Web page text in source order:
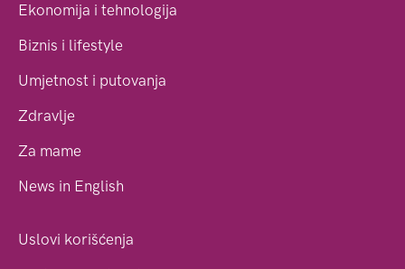
Ekonomija i tehnologija
Biznis i lifestyle
Umjetnost i putovanja
Zdravlje
Za mame
News in English
Uslovi korišćenja